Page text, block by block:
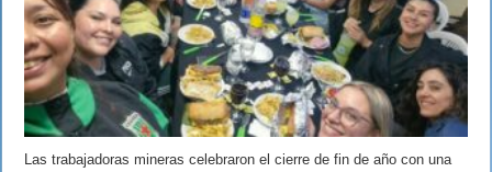
Las trabajadoras mineras celebraron el cierre de fin de año con una